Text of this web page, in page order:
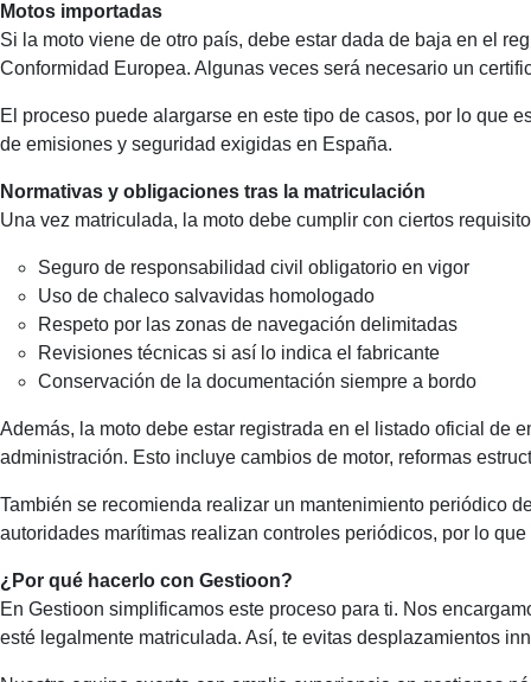
Motos importadas
Si la moto viene de otro país, debe estar dada de baja en el
Conformidad Europea. Algunas veces será necesario un
El proceso puede alargarse en este tipo de casos, por lo que
de emisiones y seguridad exigidas en España.
Normativas y obligaciones tras la matriculación
Una vez matriculada, la moto debe cumplir con ciertos
Seguro de responsabilidad civil obligatorio en vigor
Uso de chaleco salvavidas homologado
Respeto por las zonas de navegación delimitadas
Revisiones técnicas si así lo indica el fabricante
Conservación de la documentación siempre a bordo
Además, la moto debe estar registrada en el listado oficial de
administración. Esto incluye cambios de motor, reformas
También se recomienda realizar un mantenimiento periódico
autoridades marítimas realizan controles periódicos, por lo
¿Por qué hacerlo con Gestioon?
En Gestioon simplificamos este proceso para ti. Nos
esté legalmente matriculada. Así, te evitas desplazamientos